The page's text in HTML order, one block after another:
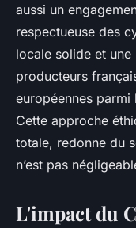
aussi un
respectueuse des
locale solide et
producteurs
européennes parmi
Cette approche
totale, redonne du
n’est pas
L'impact du